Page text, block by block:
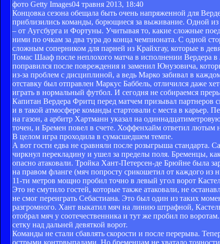
фото Getty Images04 травня 2013, 18:40
Концовка сезона обещала быть очень напряженной для
приблизились команды, борющиеся за выживание. Одной
– от Аугсбурга и Фортуны. Учитывая то, какие сложные
ними по очкам за два тура до конца чемпионата. С одной
сложным соперником для парней из Крайхгау, которые в
Томас Шааф после неплохого матча в исполнении Вердера
поправился после повреждения и заменил Юнузовича,
из-за проблем с дисциплиной, а ведь Марко забивал в
отставку был отправлен Маркус Баббель, отличился даже
играть в нормальный футбол. И сегодня не собираемся
Капитан Вердера Фритц перед матчем призывал партнеров
и в такой атмосфере команды стартовали с места в карьер.
на газон, а арбитр Хартманн указал на
точен, и Бремен повел в счете. Хоффенхайм ответил лютым
В целом игра проходила в сумасшедшем темпе.
А вот гости едва не сравняли после розыгрыша стандарта.
чиркнул перекладину и ушел за пределы поля. Бременцы,
опасно атаковали. Тройка Хант-Петерсен-де Брюйне была
на правом фланге (мяч попросту срикошетил от каждого
11-ти метров мощно пробил точно в левый угол ворот
Это не смутило гостей, которые также атаковали, не
не смог переиграть Себастиана. Это был один из таких
разгромного. Хант выкатил мяч на линию штрафной,
отобрал мяч у соотечественника и тут же пробил по
сетку над дальней девяткой ворот.
Команды не стали сбавлять скорости и после перерыва.
острыми контрвыпадами. Но бременцам не хватало